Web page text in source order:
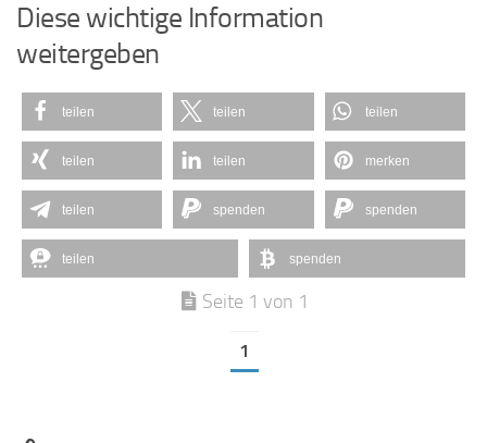
Diese wichtige Information
weitergeben
teilen teilen teilen
teilen teilen merken
teilen spenden spenden
teilen spenden
Seite 1 von 1
1